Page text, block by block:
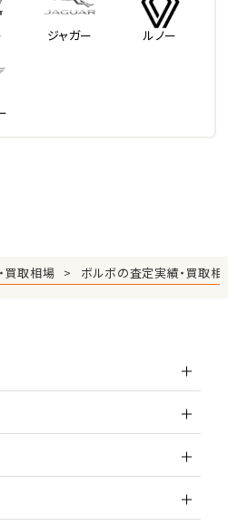
ジャガー ルノー
買取相場 ボルボの査定実績・買取相